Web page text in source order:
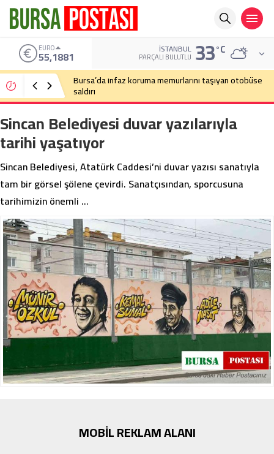
ALTIN
6.660,55 İSTANBUL
PARÇALI BULUTLU 33°C
Bursa’da cadde ortasında bıçaklı kavga
Sincan Belediyesi duvar yazılarıyla
tarihi yaşatıyor
Sincan Belediyesi, Atatürk Caddesi’ni duvar yazısı sanatıyla
tam bir görsel şölene çevirdi. Sanatçısından, sporcusuna
tarihimizin önemli …
MOBİL REKLAM ALANI